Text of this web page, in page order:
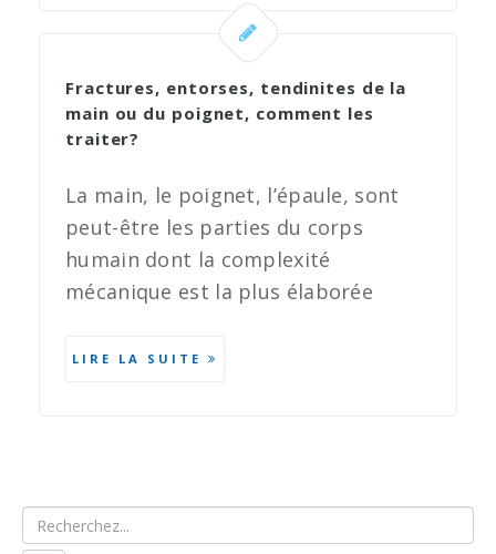
Fractures, entorses, tendinites de la
main ou du poignet, comment les
traiter?
La main, le poignet, l’épaule, sont
peut-être les parties du corps
humain dont la complexité
mécanique est la plus élaborée
LIRE LA SUITE